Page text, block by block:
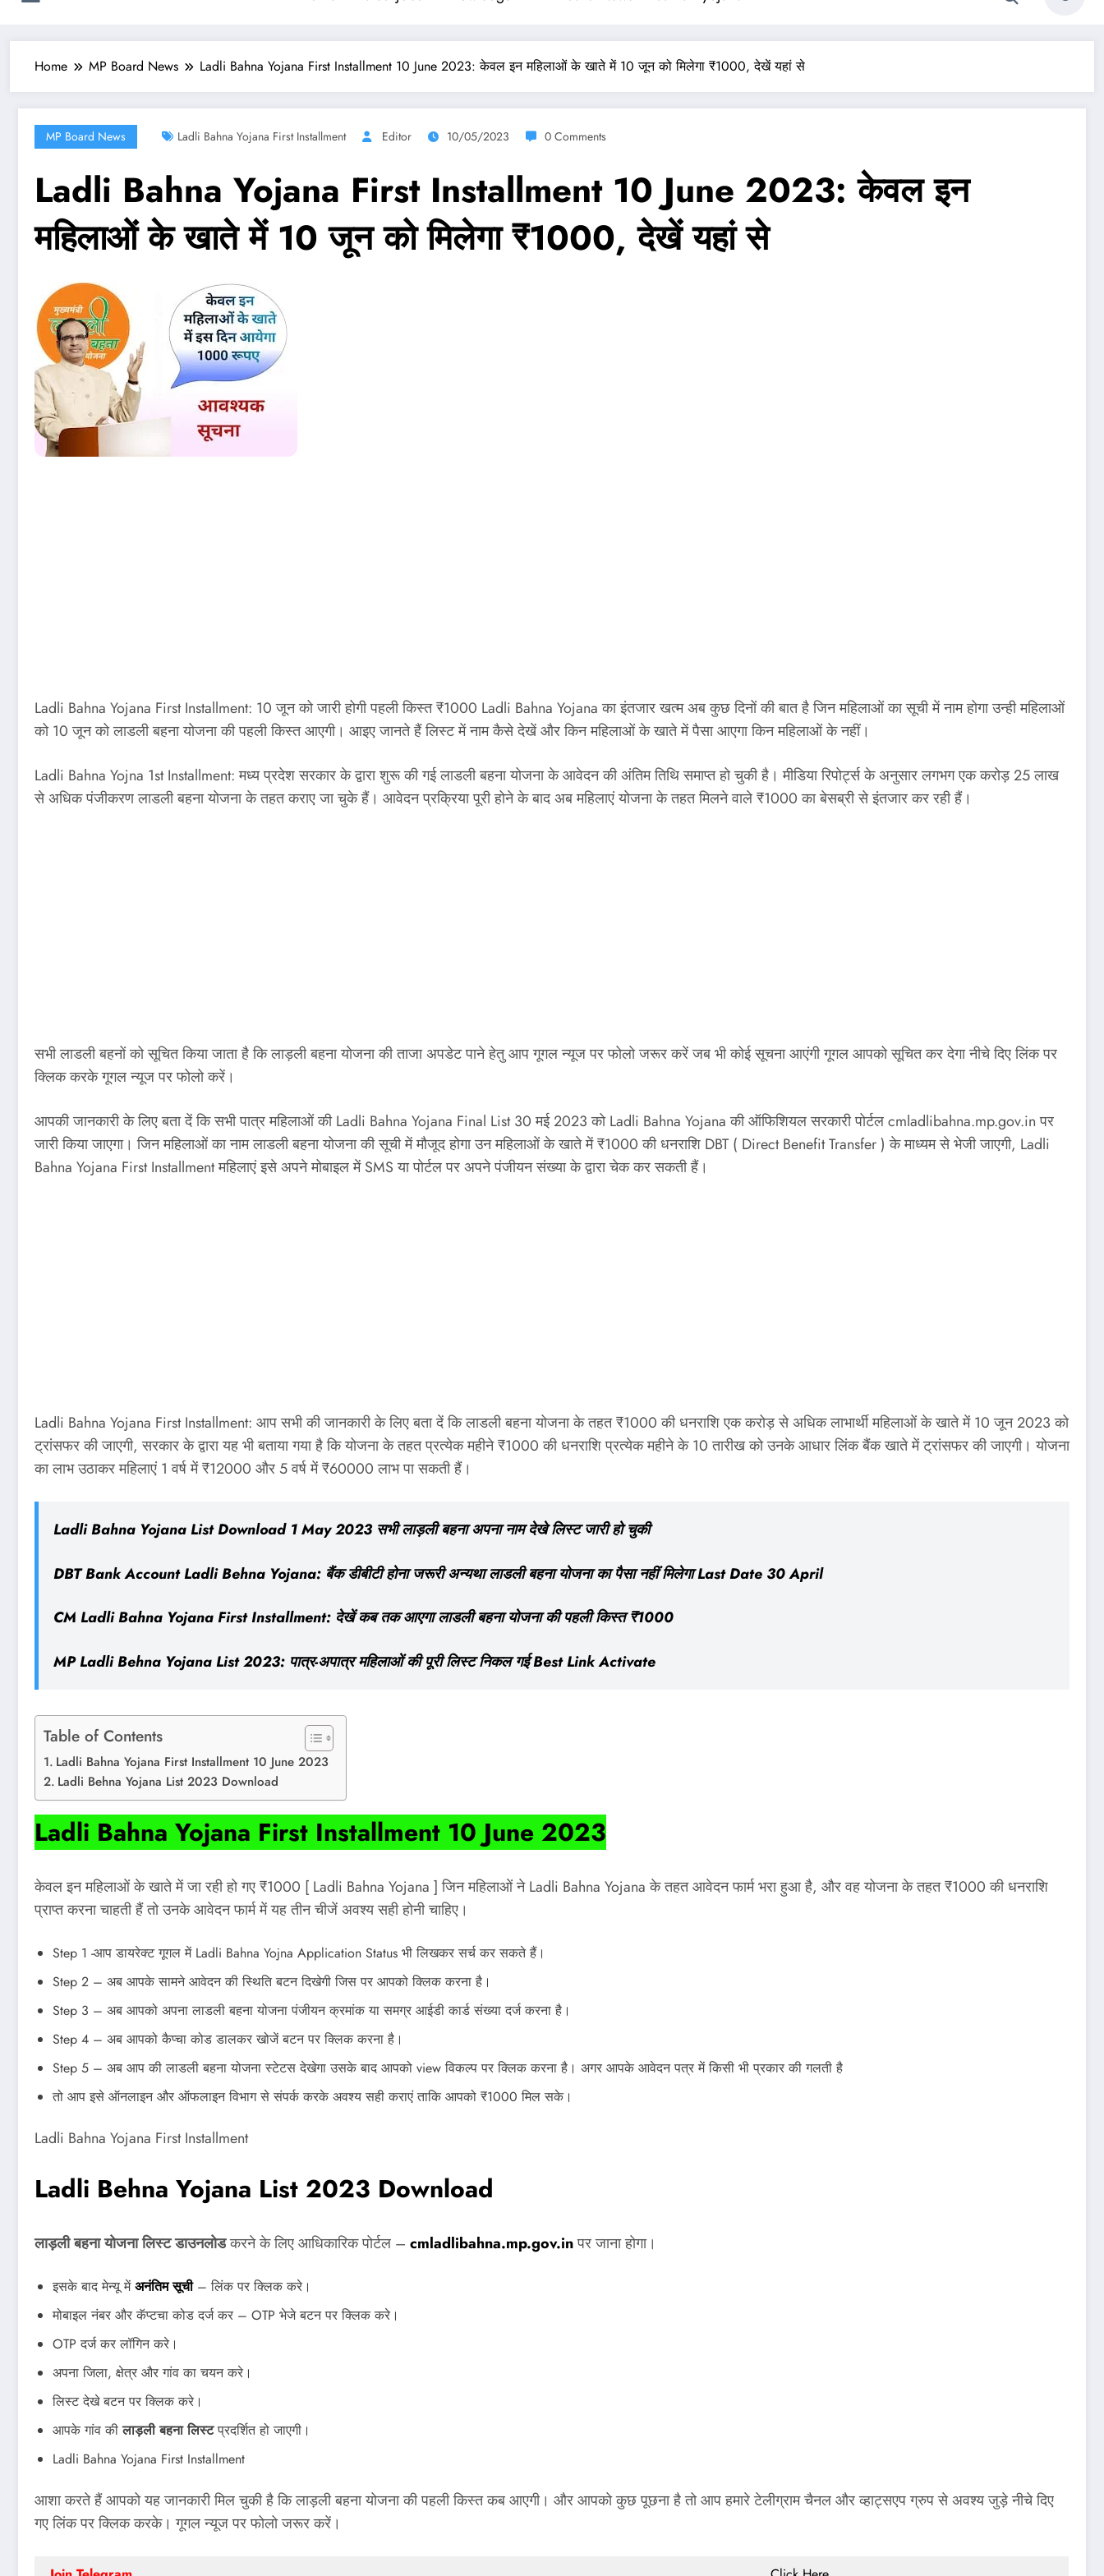
Home MP Board News Ladli Bahna Yojana First Installment 10 June 2023: केवल इन महिलाओं के खाते में 10 जून को मिलेगा ₹1000, देखें यहां से
MP Board News Ladli Bahna Yojana First Installment Editor 10/05/2023 0 Comments
Ladli Bahna Yojana First Installment 10 June 2023: केवल इन
महिलाओं के खाते में 10 जून को मिलेगा ₹1000, देखें यहां से
Ladli Bahna Yojana First Installment: 10 जून को जारी होगी पहली किस्त ₹1000 Ladli Bahna Yojana का इंतजार खत्म अब कुछ दिनों की बात है जिन महिलाओं का सूची में नाम होगा उन्ही महिलाओं
को 10 जून को लाडली बहना योजना की पहली किस्त आएगी। आइए जानते हैं लिस्ट में नाम कैसे देखें और किन महिलाओं के खाते में पैसा आएगा किन महिलाओं के नहीं।
Ladli Bahna Yojna 1st Installment: मध्य प्रदेश सरकार के द्वारा शुरू की गई लाडली बहना योजना के आवेदन की अंतिम तिथि समाप्त हो चुकी है। मीडिया रिपोर्ट्स के अनुसार लगभग एक करोड़ 25 लाख
से अधिक पंजीकरण लाडली बहना योजना के तहत कराए जा चुके हैं। आवेदन प्रक्रिया पूरी होने के बाद अब महिलाएं योजना के तहत मिलने वाले ₹1000 का बेसब्री से इंतजार कर रही हैं।
सभी लाडली बहनों को सूचित किया जाता है कि लाड़ली बहना योजना की ताजा अपडेट पाने हेतु आप गूगल न्यूज पर फोलो जरूर करें जब भी कोई सूचना आएंगी गूगल आपको सूचित कर देगा नीचे दिए लिंक पर
क्लिक करके गूगल न्यूज पर फोलो करें।
आपकी जानकारी के लिए बता दें कि सभी पात्र महिलाओं की Ladli Bahna Yojana Final List 30 मई 2023 को Ladli Bahna Yojana की ऑफिशियल सरकारी पोर्टल cmladlibahna.mp.gov.in पर
जारी किया जाएगा। जिन महिलाओं का नाम लाडली बहना योजना की सूची में मौजूद होगा उन महिलाओं के खाते में ₹1000 की धनराशि DBT ( Direct Benefit Transfer ) के माध्यम से भेजी जाएगी, Ladli
Bahna Yojana First Installment महिलाएं इसे अपने मोबाइल में SMS या पोर्टल पर अपने पंजीयन संख्या के द्वारा चेक कर सकती हैं।
Ladli Bahna Yojana First Installment: आप सभी की जानकारी के लिए बता दें कि लाडली बहना योजना के तहत ₹1000 की धनराशि एक करोड़ से अधिक लाभार्थी महिलाओं के खाते में 10 जून 2023 को
ट्रांसफर की जाएगी, सरकार के द्वारा यह भी बताया गया है कि योजना के तहत प्रत्येक महीने ₹1000 की धनराशि प्रत्येक महीने के 10 तारीख को उनके आधार लिंक बैंक खाते में ट्रांसफर की जाएगी। योजना
का लाभ उठाकर महिलाएं 1 वर्ष में ₹12000 और 5 वर्ष में ₹60000 लाभ पा सकती हैं।
Ladli Bahna Yojana List Download 1 May 2023 सभी लाड़ली बहना अपना नाम देखे लिस्ट जारी हो चुकी
DBT Bank Account Ladli Behna Yojana: बैंक डीबीटी होना जरूरी अन्यथा लाडली बहना योजना का पैसा नहीं मिलेगा Last Date 30 April
CM Ladli Bahna Yojana First Installment: देखें कब तक आएगा लाडली बहना योजना की पहली किस्त ₹1000
MP Ladli Behna Yojana List 2023: पात्र-अपात्र महिलाओं की पूरी लिस्ट निकल गई Best Link Activate
Table of Contents
Ladli Bahna Yojana First Installment 10 June 2023
Ladli Behna Yojana List 2023 Download
Ladli Bahna Yojana First Installment 10 June 2023
केवल इन महिलाओं के खाते में जा रही हो गए ₹1000 [ Ladli Bahna Yojana ] जिन महिलाओं ने Ladli Bahna Yojana के तहत आवेदन फार्म भरा हुआ है, और वह योजना के तहत ₹1000 की धनराशि
प्राप्त करना चाहती हैं तो उनके आवेदन फार्म में यह तीन चीजें अवश्य सही होनी चाहिए।
Step 1 -आप डायरेक्ट गूगल में Ladli Bahna Yojna Application Status भी लिखकर सर्च कर सकते हैं।
Step 2 – अब आपके सामने आवेदन की स्थिति बटन दिखेगी जिस पर आपको क्लिक करना है।
Step 3 – अब आपको अपना लाडली बहना योजना पंजीयन क्रमांक या समग्र आईडी कार्ड संख्या दर्ज करना है।
Step 4 – अब आपको कैप्चा कोड डालकर खोजें बटन पर क्लिक करना है।
Step 5 – अब आप की लाडली बहना योजना स्टेटस देखेगा उसके बाद आपको view विकल्प पर क्लिक करना है। अगर आपके आवेदन पत्र में किसी भी प्रकार की गलती है
तो आप इसे ऑनलाइन और ऑफलाइन विभाग से संपर्क करके अवश्य सही कराएं ताकि आपको ₹1000 मिल सके।
Ladli Bahna Yojana First Installment
Ladli Behna Yojana List 2023 Download
लाड़ली बहना योजना लिस्ट डाउनलोडकरने के लिए आधिकारिक पोर्टल – cmladlibahna.mp.gov.inपर जाना होगा।
इसके बाद मेन्यू मेंअनंतिम सूची– लिंक पर क्लिक करे।
मोबाइल नंबर और कॅप्टचा कोड दर्ज कर – OTP भेजे बटन पर क्लिक करे।
OTP दर्ज कर लॉगिन करे।
अपना जिला, क्षेत्र और गांव का चयन करे।
लिस्ट देखे बटन पर क्लिक करे।
आपके गांव कीलाड़ली बहना लिस्टप्रदर्शित हो जाएगी।
Ladli Bahna Yojana First Installment
आशा करते हैं आपको यह जानकारी मिल चुकी है कि लाड़ली बहना योजना की पहली किस्त कब आएगी। और आपको कुछ पूछना है तो आप हमारे टेलीग्राम चैनल और व्हाट्सएप ग्रुप से अवश्य जुड़े नीचे दिए
गए लिंक पर क्लिक करके। गूगल न्यूज पर फोलो जरूर करें।